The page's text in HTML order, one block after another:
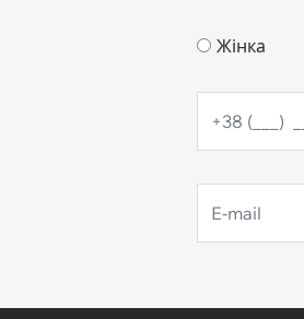
Жінка